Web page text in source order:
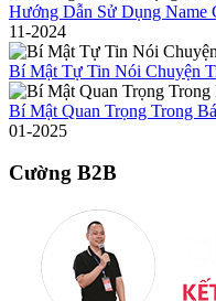
Hướng Dẫn Sử Dụng Name
11-2024
Bí Mật Tự Tin Nói Chuyện
Bí Mật Quan Trọng Trong
01-2025
Cường B2B